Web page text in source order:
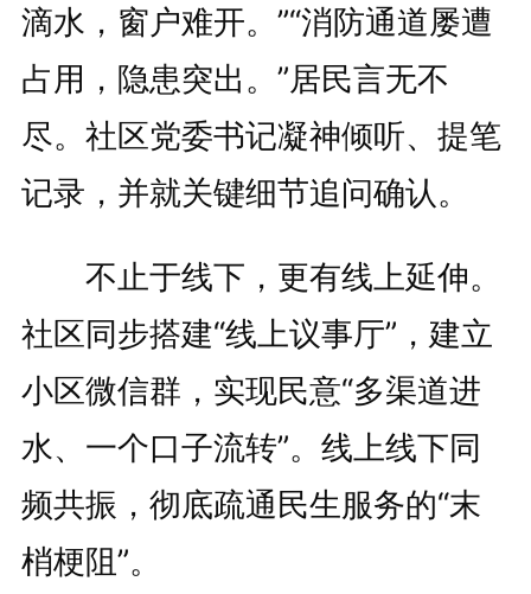
滴水，窗户难开。”“消防通道屡遭
占用，隐患突出。”居民言无不
尽。社区党委书记凝神倾听、提笔
记录，并就关键细节追问确认。
不止于线下，更有线上延伸。
社区同步搭建“线上议事厅”，建立
小区微信群，实现民意“多渠道进
水、一个口子流转”。线上线下同
频共振，彻底疏通民生服务的“末
梢梗阻”。